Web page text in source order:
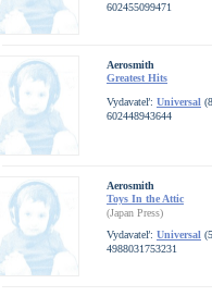
602455099471
Aerosmith
Greatest Hits
Vydavateľ: Universal
602448943644
Aerosmith
Toys In the Attic
(Japan Press)
Vydavateľ: Universal
4988031753231